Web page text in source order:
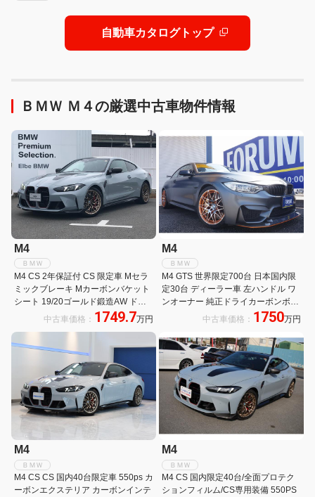
自動車カタログトップ
ＢＭＷ Ｍ４の厳選中古車物件情報
M4
ＢＭＷ
M4 CS 2年保証付 CS 限定車 Mセラ
ミックブレーキ Mカーボンバケット
シート 19/20ゴールド鍛造AW ドラ
レコ前後 ハーマンK カーボンインテ
中古車価格： 1749.7万円
M4
ＢＭＷ
M4 GTS 世界限定700台 日本国内限
定30台 ディーラー車 左ハンドル ワ
ンオーナー 純正ドライカーボンボン
ネット(本国取り寄せ)GTS専用設計
ド・オレンジロールバー チタン製マ
フラー フルバケットシート
中古車価格： 1750万円
M4
ＢＭＷ
M4 CS CS 国内40台限定車 550ps カ
ーボンエクステリア カーボンインテ
M4
ＢＭＷ
M4 CS 国内限定40台/全面プロテク
ションフィルム/CS専用装備 550PS